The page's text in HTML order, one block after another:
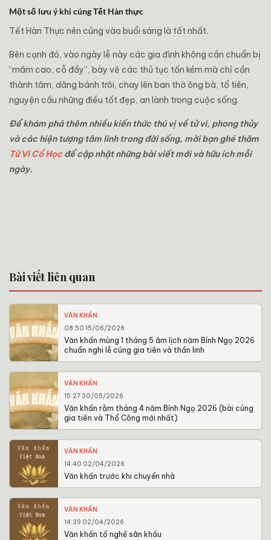
Một số lưu ý khi cúng Tết Hàn thực
Tết Hàn Thực nên cúng vào buổi sáng là tốt nhất.
Bên cạnh đó, vào ngày lễ này các gia đình không cần chuẩn bị
“mâm cao, cỗ đầy”, bày vẽ các thủ tục tốn kém mà chỉ cần
thành tâm, dâng bánh trôi, chay lên ban thờ ông bà, tổ tiên,
nguyện cầu những điều tốt đẹp, an lành trong cuộc sống.
Để khám phá thêm nhiều kiến thức thú vị về tử vi, phong thủy
và các hiện tượng tâm linh trong đời sống, mời bạn ghé thăm
Tử Vi Cổ Học để cập nhật những bài viết mới và hữu ích mỗi
ngày.
Bài viết liên quan
VĂN KHẤN
08:50 15/06/2026
Văn khấn mùng 1 tháng 5 âm lịch năm Bính Ngọ 2026
chuẩn nghi lễ cúng gia tiên và thần linh
VĂN KHẤN
15:27 30/05/2026
Văn khấn rằm tháng 4 năm Bính Ngọ 2026 (bài cúng
gia tiên và Thổ Công mới nhất)
VĂN KHẤN
14:40 02/04/2026
Văn khấn trước khi chuyển nhà
VĂN KHẤN
14:39 02/04/2026
Văn khấn tổ nghề sân khấu